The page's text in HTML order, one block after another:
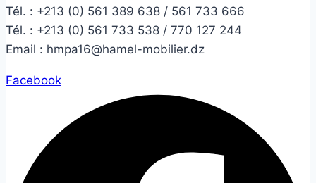
Tél. : +213 (0) 561 389 638 / 561 733 666
Tél. : +213 (0) 561 733 538 / 770 127 244
Email : hmpa16@hamel-mobilier.dz
Facebook